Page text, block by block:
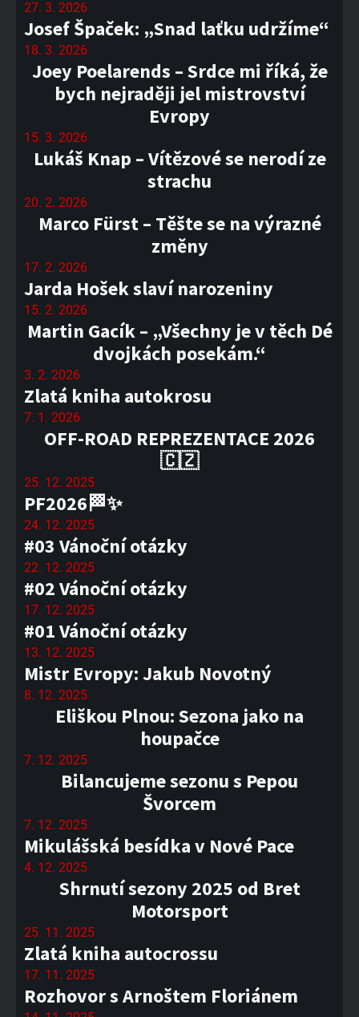
27. 3. 2026
Josef Špaček: „Snad laťku udržíme“
18. 3. 2026
Joey Poelarends – Srdce mi říká, že
bych nejraději jel mistrovství
Evropy
15. 3. 2026
Lukáš Knap – Vítězové se nerodí ze
strachu
20. 2. 2026
Marco Fürst – Těšte se na výrazné
změny
17. 2. 2026
Jarda Hošek slaví narozeniny
15. 2. 2026
Martin Gacík – „Všechny je v těch Dé
dvojkách posekám.“
3. 2. 2026
Zlatá kniha autokrosu
7. 1. 2026
OFF-ROAD REPREZENTACE 2026
🇨🇿
25. 12. 2025
PF2026🏁✨
24. 12. 2025
#03 Vánoční otázky
22. 12. 2025
#02 Vánoční otázky
17. 12. 2025
#01 Vánoční otázky
13. 12. 2025
Mistr Evropy: Jakub Novotný
8. 12. 2025
Eliškou Plnou: Sezona jako na
houpačce
7. 12. 2025
Bilancujeme sezonu s Pepou
Švorcem
7. 12. 2025
Mikulášská besídka v Nové Pace
4. 12. 2025
Shrnutí sezony 2025 od Bret
Motorsport
25. 11. 2025
Zlatá kniha autocrossu
17. 11. 2025
Rozhovor s Arnoštem Floriánem